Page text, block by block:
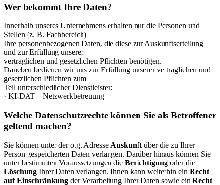
Wer bekommt Ihre Daten?
Innerhalb unseres Unternehmens erhalten nur die Personen und
Stellen (z. B. Fachbereich)
Ihre personenbezogenen Daten, die diese zur Auskunftserteilung
und zur Erfüllung unserer
vertraglichen und gesetzlichen Pflichten benötigen.
Daneben bedienen wir uns zur Erfüllung unserer vertraglichen und
gesetzlichen Pflichten zum
Teil unterschiedlicher Dienstleister:
· KI-DAT – Netzwerkbetreuung
Welche Datenschutzrechte können Sie als Betroffener
geltend machen?
Sie können unter der o.g. Adresse Auskunft über die zu Ihrer
Person gespeicherten Daten verlangen. Darüber hinaus können Sie
unter bestimmten Voraussetzungen die Berichtigung oder die
Löschung Ihrer Daten verlangen. Ihnen kann weiterhin ein Recht
auf Einschränkung der Verarbeitung Ihrer Daten sowie ein Recht